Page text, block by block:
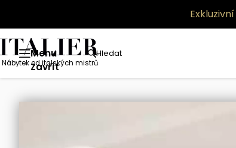
Exkluzivní
Menu
Zavřít
Hledat
Nábytek od italských mistrů
Kolekce nábytku